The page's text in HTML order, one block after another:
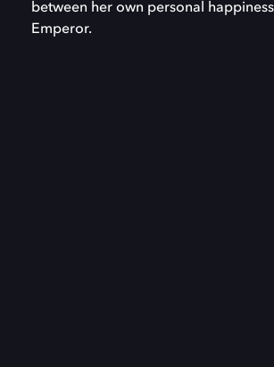
between her own personal
Emperor.